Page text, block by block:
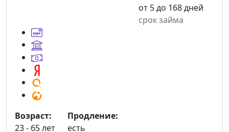
от 5 до 168 дней
срок займа
Возраст:
23 - 65 лет
Продление:
есть